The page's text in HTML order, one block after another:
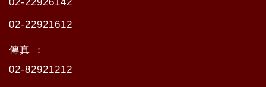
02-22921612
傳真 ：
02-82921212